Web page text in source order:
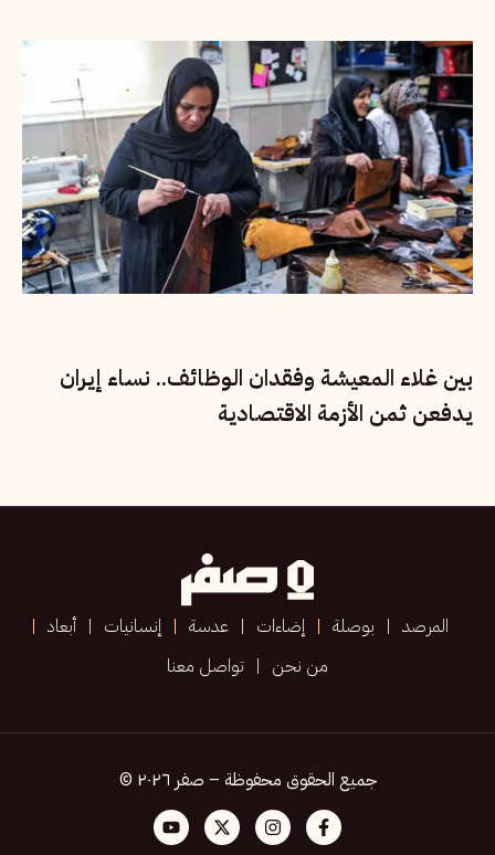
بين غلاء المعيشة وفقدان الوظائف.. نساء إيران
يدفعن ثمن الأزمة الاقتصادية
المرصد بوصلة إضاءات عدسة إنسانيات
أبعاد
من نحن
تواصل معنا
جميع الحقوق محفوظة – صفر ٢٠٢٦ ©